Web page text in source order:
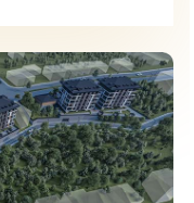
مشروع سكني عائلي
إسكودار في إسطنبول
شقة من نوع 3+1/